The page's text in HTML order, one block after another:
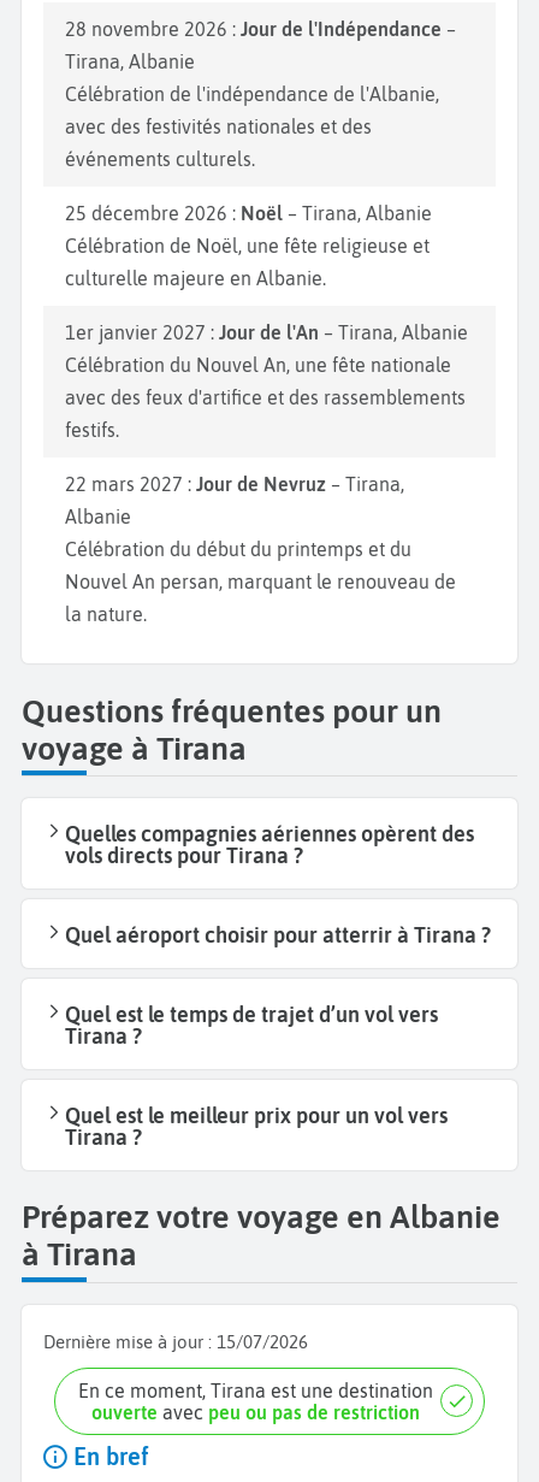
28 novembre 2026 : Jour de l'Indépendance –
Tirana, Albanie
Célébration de l'indépendance de l'Albanie,
avec des festivités nationales et des
événements culturels.
25 décembre 2026 : Noël – Tirana, Albanie
Célébration de Noël, une fête religieuse et
culturelle majeure en Albanie.
1er janvier 2027 : Jour de l'An – Tirana, Albanie
Célébration du Nouvel An, une fête nationale
avec des feux d'artifice et des rassemblements
festifs.
22 mars 2027 : Jour de Nevruz – Tirana,
Albanie
Célébration du début du printemps et du
Nouvel An persan, marquant le renouveau de
la nature.
Questions fréquentes pour un
voyage à Tirana
Quelles compagnies aériennes opèrent des
vols directs pour Tirana ?
Quel aéroport choisir pour atterrir à Tirana ?
Quel est le temps de trajet d’un vol vers
Tirana ?
Quel est le meilleur prix pour un vol vers
Tirana ?
Préparez votre voyage en Albanie
à Tirana
Dernière mise à jour : 15/07/2026
En ce moment, Tirana est une destination
ouverte avec peu ou pas de restriction
En bref